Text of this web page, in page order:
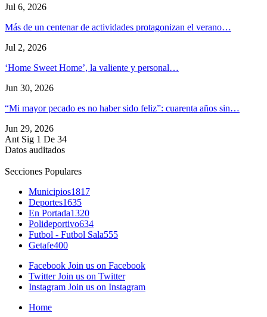
Jul 6, 2026
Más de un centenar de actividades protagonizan el verano…
Jul 2, 2026
‘Home Sweet Home’, la valiente y personal…
Jun 30, 2026
“Mi mayor pecado es no haber sido feliz”: cuarenta años sin…
Jun 29, 2026
Ant Sig 1 De 34
Datos auditados
Secciones Populares
Municipios1817
Deportes1635
En Portada1320
Polideportivo634
Futbol - Futbol Sala555
Getafe400
Facebook Join us on Facebook
Twitter Join us on Twitter
Instagram Join us on Instagram
Home